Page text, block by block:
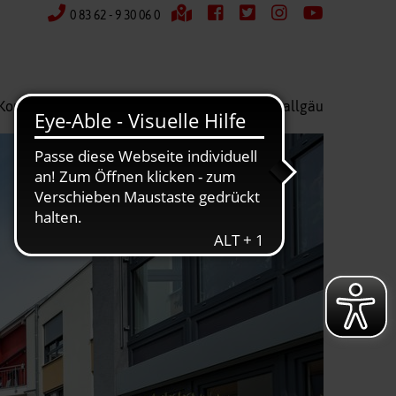
0 83 62 - 9 30 06 0
Kreisverband Ostallgäu